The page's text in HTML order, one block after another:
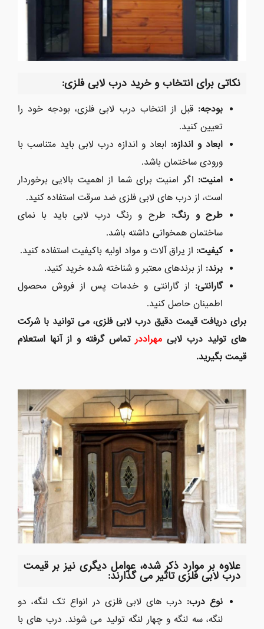
نکاتی برای انتخاب و خرید درب لابی فلزی:
بودجه: قبل از انتخاب درب لابی فلزی، بودجه خود را
تعیین کنید.
ابعاد و اندازه: ابعاد و اندازه درب لابی باید متناسب با
ورودی ساختمان باشد.
امنیت: اگر امنیت برای شما از اهمیت بالایی برخوردار
است، از درب های لابی فلزی ضد سرقت استفاده کنید.
طرح و رنگ: طرح و رنگ درب لابی باید با نمای
ساختمان همخوانی داشته باشد.
کیفیت: از یراق آلات و مواد اولیه باکیفیت استفاده کنید.
برند: از برندهای معتبر و شناخته شده خرید کنید.
گارانتی: از گارانتی و خدمات پس از فروش محصول
اطمینان حاصل کنید.
برای دریافت قیمت دقیق درب لابی فلزی، می توانید با شرکت
های تولید درب لابی مهراددر تماس گرفته و از آنها استعلام
قیمت بگیرید.
علاوه بر موارد ذکر شده، عوامل دیگری نیز بر قیمت
درب لابی فلزی تاثیر می گذارند:
نوع درب: درب های لابی فلزی در انواع تک لنگه، دو
لنگه، سه لنگه و چهار لنگه تولید می شوند. درب های با